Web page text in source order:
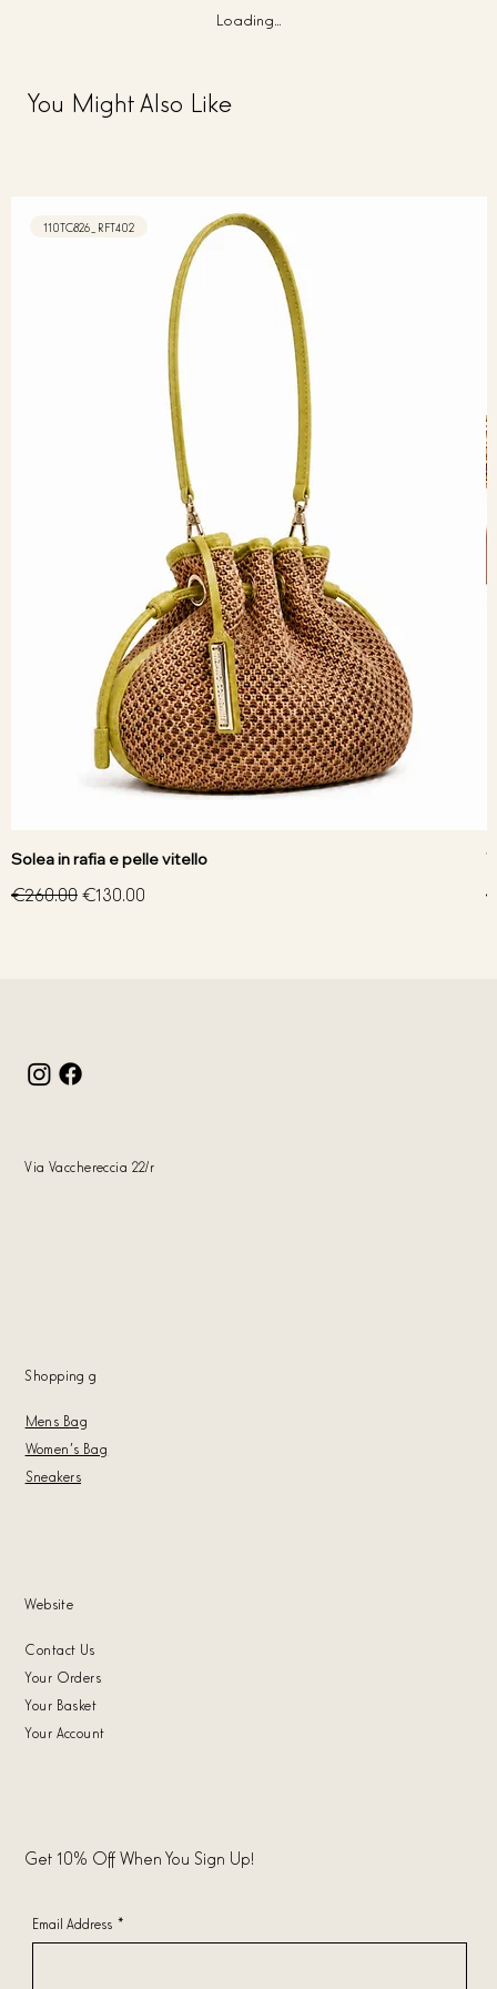
Loading…
You Might Also Like
110TC826_RFT402
Solea in rafia e pelle vitello
Regular Price
€260.00Sale Price
€130.00
Via Vacchereccia 22/r
Shopping g
Mens Bag
Women's Bag
Sneakers
Website
Contact Us
Your Orders
Your Basket
Your Account
Get 10% Off When You Sign Up!
Email Address *